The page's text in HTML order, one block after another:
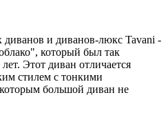
и диванов-люкс Tavani -
который был так
Этот диван отличается
стилем с тонкими
большой диван не